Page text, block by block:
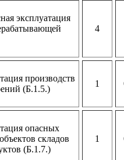
эксплуатация
4
производств
(Б.1.5.)
1
опасных
складов
(Б.1.7.)
1